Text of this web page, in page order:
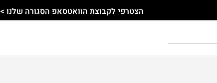
הצטרפי לקבוצת הוואטסאפ הסגורה שלנו >